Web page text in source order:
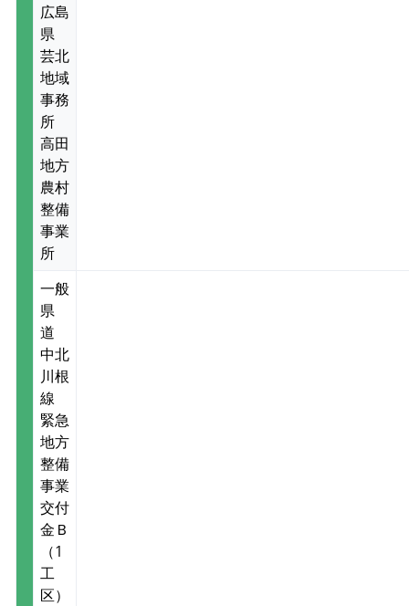
広島
県
芸北
地域
事務
所
高田
地方
農村
整備
事業
所
一般
県
道
中北
川根
線
緊急
地方
整備
事業
交付
金Ｂ
（1
工
区）